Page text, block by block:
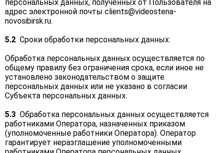
персональных данных, полученных от Пользователя на
адрес электронной почты clients@videostena-
novosibirsk.ru.
5.2 Сроки обработки персональных данных:
Обработка персональных данных осуществляется по
общему правилу без ограничения срока, если иное не
установлено законодательством о защите
персональных данных или не указано в согласии
Субъекта персональных данных.
5.3 Обработка персональных данных осуществляется
работниками Оператора, назначенных приказом
(уполномоченные работники Оператора). Оператор
гарантирует неразглашение уполномоченными